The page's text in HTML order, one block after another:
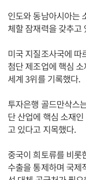
인도와 동남아시아는
체할 잠재력을 갖추고
미국 지질조사국에 따
첨단 제조업에 핵심
세계 3위를 기록했다.
투자은행 골드만삭스
단 산업에 핵심 소재
고 있다고 지목했다.
중국이 희토류를 비롯
수출을 통제하며 국제